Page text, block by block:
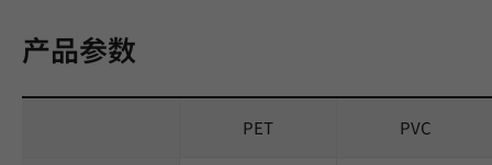
产品参数
PET PVC